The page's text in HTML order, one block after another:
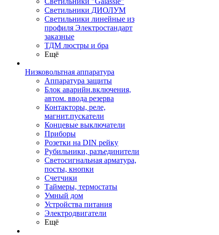
Светильники ДИОЛУМ
Светильники линейные из
профиля Электростандарт
заказные
ТДМ люстры и бра
Ещё
Низковольтная аппаратура
Аппаратура защиты
Блок аварийн.включения,
автом. ввода резерва
Контакторы, реле,
магнит.пускатели
Концевые выключатели
Приборы
Розетки на DIN рейку
Рубильники, разъединители
Светосигнальная арматура,
посты, кнопки
Счетчики
Таймеры, термостаты
Умный дом
Устройства питания
Электродвигатели
Ещё